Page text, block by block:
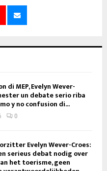
di MEP, Evelyn Wever-
un debate serio riba
y no confusion di...
0
Evelyn Wever-Croes:
serieus debat nodig over
het toerisme, geen